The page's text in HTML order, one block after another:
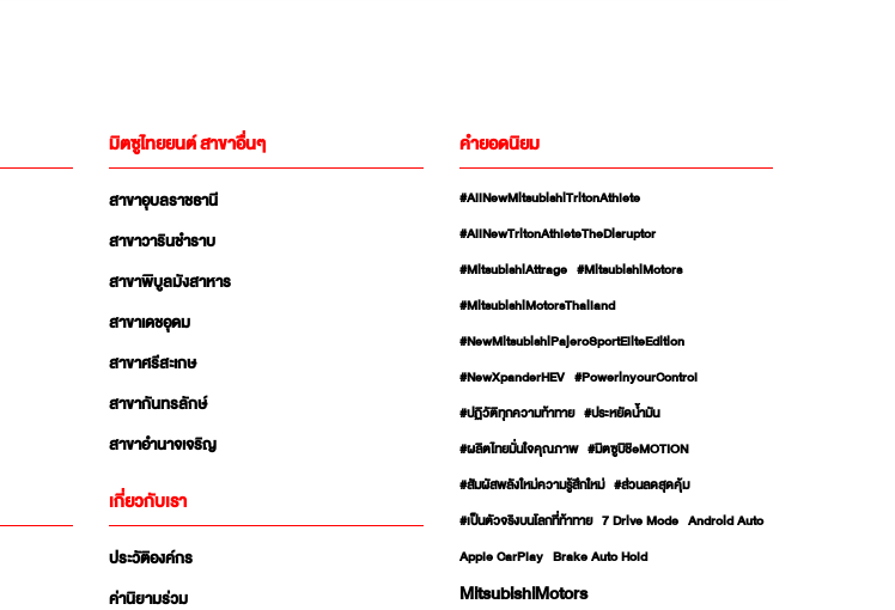
มิตซูไทยยนต์ สาขาอื่นๆ
สาขาอุบลราชธานี
สาขาวารินชำราบ
สาขาพิบูลมังสาหาร
สาขาเดชอุดม
สาขาศรีสะเกษ
สาขากันทรลักษ์
สาขาอำนาจเจริญ
เกี่ยวกับเรา
ประวัติองค์กร
ค่านิยามร่วม
คำยอดนิยม
#AllNewMitsubishiTritonAthlete
#AllNewTritonAthleteTheDisruptor
#MitsubishiAttrage #MitsubishiMotors
#MitsubishiMotorsThailand
#NewMitsubishiPajeroSportEliteEdition
#NewXpanderHEV #PowerinyourControl
#ปฏิวัติทุกความท้าทาย #ประหยัดน้ำมัน
#ผลิตไทยมั่นใจคุณภาพ #มิตซูบิชิeMOTION
#สัมผัสพลังใหม่ความรู้สึกใหม่ #ส่วนลดสุดคุ้ม
#เป็นตัวจริงบนโลกที่ท้าทาย 7 Drive Mode Android Auto
Apple CarPlay Brake Auto Hold
MitsubishiMotors